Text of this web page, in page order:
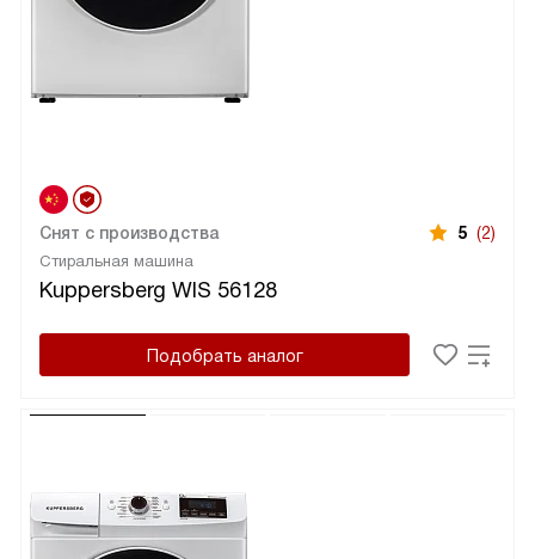
Стиральная машина
Kuppersberg WIS 56128
Снят с производства 5 (2)
Подобрать аналог